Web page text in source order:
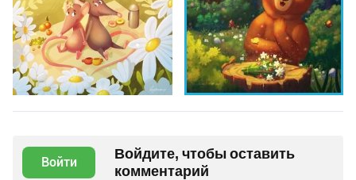
Войти
Войдите, чтобы оставить
комментарий